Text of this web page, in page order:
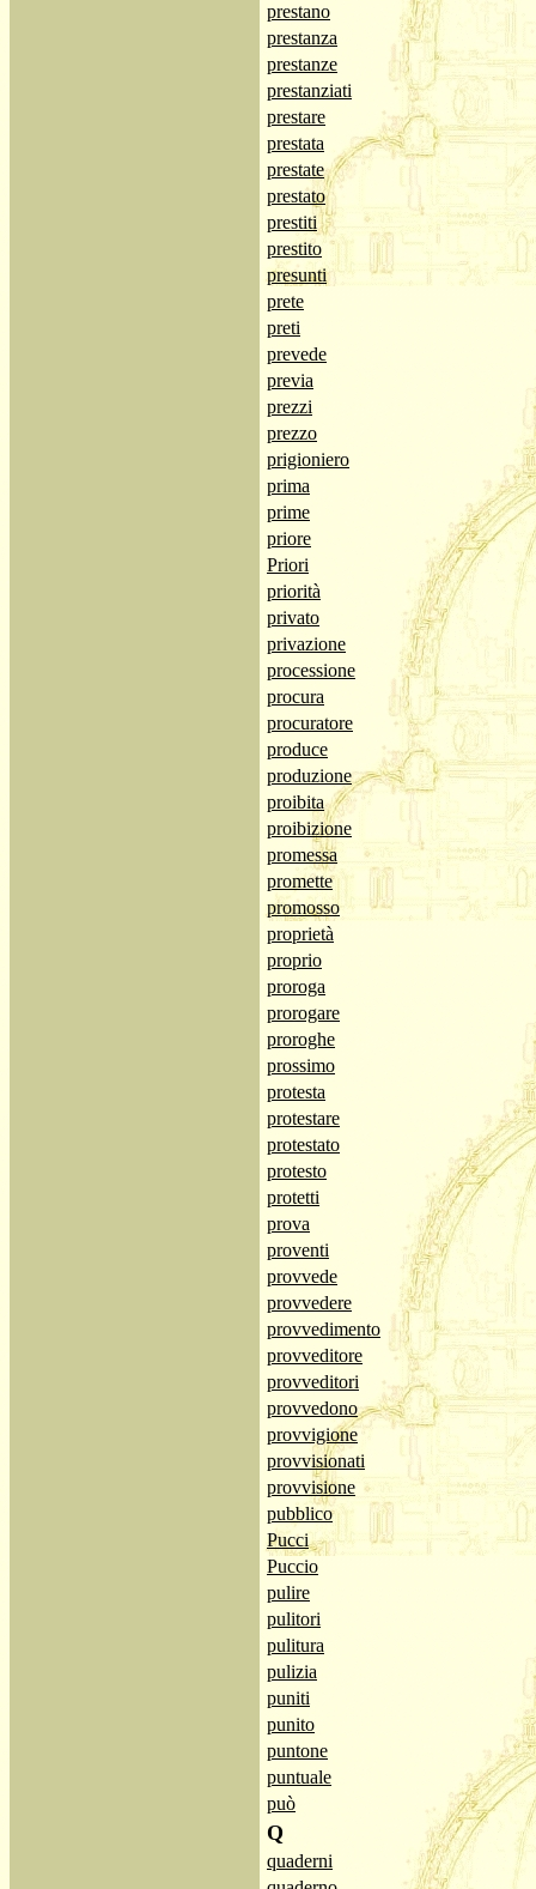
prestano
prestanza
prestanze
prestanziati
prestare
prestata
prestate
prestato
prestiti
prestito
presunti
prete
preti
prevede
previa
prezzi
prezzo
prigioniero
prima
prime
priore
Priori
priorità
privato
privazione
processione
procura
procuratore
produce
produzione
proibita
proibizione
promessa
promette
promosso
proprietà
proprio
proroga
prorogare
proroghe
prossimo
protesta
protestare
protestato
protesto
protetti
prova
proventi
provvede
provvedere
provvedimento
provveditore
provveditori
provvedono
provvigione
provvisionati
provvisione
pubblico
Pucci
Puccio
pulire
pulitori
pulitura
pulizia
puniti
punito
puntone
puntuale
può
Q
quaderni